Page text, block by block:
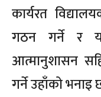
कार्यरत
गठन गर्ने र
आत्मानुशासन
गर्ने उहाँको भनाइ